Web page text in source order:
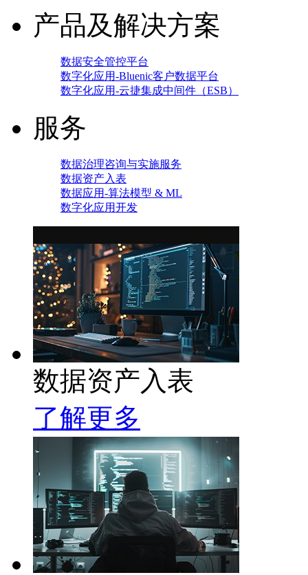
产品及解决方案
数据安全管控平台
数字化应用-Bluenic客户数据平台
数字化应用-云捷集成中间件（ESB）
服务
数据治理咨询与实施服务
数据资产入表
数据应用-算法模型 & ML
数字化应用开发
数据资产入表
了解更多